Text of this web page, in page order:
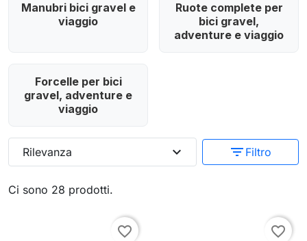
Manubri bici gravel e
viaggio
Ruote complete per
bici gravel,
adventure e viaggio
Forcelle per bici
gravel, adventure e
viaggio
Ci sono 28 prodotti.
Rilevanza expand_more filter_list Filtro
favorite_border favorite_border